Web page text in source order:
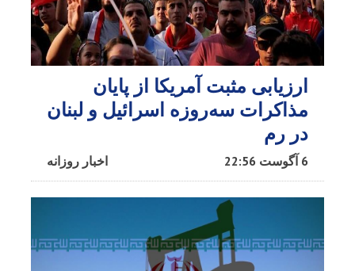
ارزیابی مثبت آمریکا از پایان
مذاکرات سه‌روزه اسرائیل و لبنان
در رم
اخبار روزانه 6 آگوست 22:56